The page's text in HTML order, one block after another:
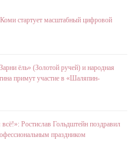
стартует масштабный цифровой
ёль» (Золотой ручей) и народная
примут участие в «Шаляпин-
Ростислав Гольдштейн поздравил
праздником